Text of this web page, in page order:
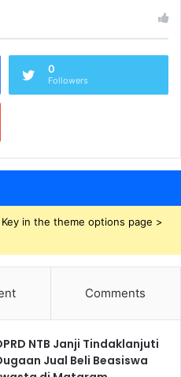
0
Followers
in the theme options page >
Comments
NTB Janji Tindaklanjuti
Jual Beli Beasiswa